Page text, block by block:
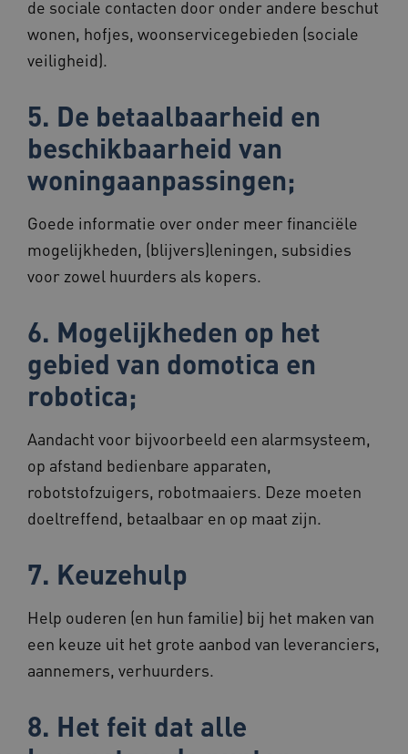
de sociale contacten door onder andere beschut
wonen, hofjes, woonservicegebieden (sociale
veiligheid).
5. De betaalbaarheid en
beschikbaarheid van
woningaanpassingen;
Goede informatie over onder meer financiële
mogelijkheden, (blijvers)leningen, subsidies
voor zowel huurders als kopers.
6. Mogelijkheden op het
gebied van domotica en
robotica;
Aandacht voor bijvoorbeeld een alarmsysteem,
op afstand bedienbare apparaten,
robotstofzuigers, robotmaaiers. Deze moeten
doeltreffend, betaalbaar en op maat zijn.
7. Keuzehulp
Help ouderen (en hun familie) bij het maken van
een keuze uit het grote aanbod van leveranciers,
aannemers, verhuurders.
8. Het feit dat alle
BCSessionID
vilans.blueconic.net
1 jaar 1
AWSALBCORS
vilans.blueconic.net
__Secure-ROLLOUT_TOKEN .youtube.com
x-ms-routing-name
Microsoft
.www.beteroud.nl
UMB_SESSION www.beteroud.nl
VISITOR_PRIVACY_METADATA
YouTube
Google Privacy Policy